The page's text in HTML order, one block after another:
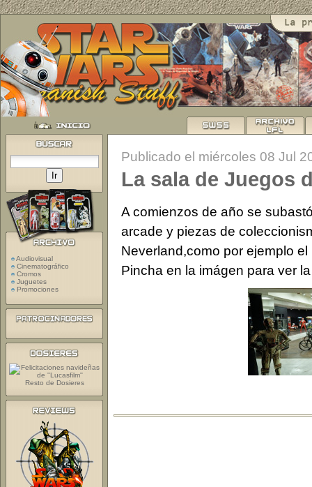
Publicado el miércoles 08 Jul
La sala de Juegos
A comienzos de año se
arcade y piezas de
Neverland,como por ejemplo
Pincha en la imágen para ver
Audiovisual
Cinematográfico
Cromos
Juguetes
Promociones
Resto de Dosieres